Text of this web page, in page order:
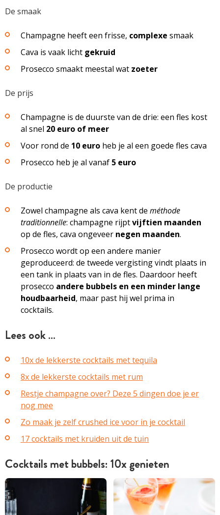
De smaak
Champagne heeft een frisse, complexe smaak
Cava is vaak licht gekruid
Prosecco smaakt meestal wat zoeter
De prijs
Champagne is de duurste van de drie: een fles kost
al snel 20 euro of meer
Voor rond de 10 euro heb je al een goede fles cava
Prosecco heb je al vanaf 5 euro
De productie
Zowel champagne als cava kent de méthode
traditionnelle: champagne rijptvijftien maanden
op de fles, cava ongeveer negen maanden.
Prosecco wordt op een andere manier
geproduceerd: de tweede vergisting vindt plaats in
een tank in plaats van in de fles. Daardoor heeft
prosecco andere bubbels en een minder lange
houdbaarheid, maar past hij wel prima in
cocktails.
Lees ook …
10x de lekkerste cocktails met tequila
8x de lekkerste cocktails met rum
Restje champagne over? Deze 5 dingen doe je er
nog mee
Zo maak je zelf crushed ice voor in je cocktail
17 cocktails met kruiden uit de tuin
Cocktails met bubbels: 10x genieten